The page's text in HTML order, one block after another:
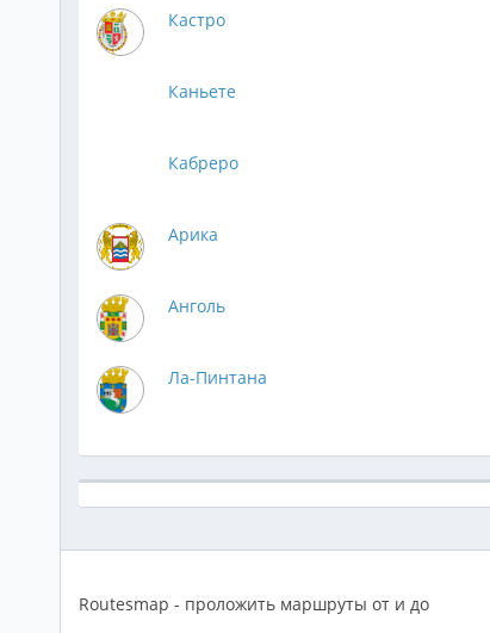
Кастро
Каньете
Кабреро
Арика
Анголь
Ла-Пинтана
Routesmap - проложить маршруты от и до